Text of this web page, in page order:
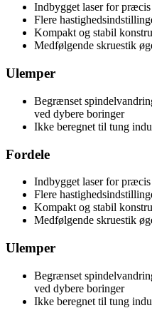
Indbygget laser for
Flere
Kompakt og stabil
Medfølgende skruestik
Ulemper
Begrænset
ved dybere boringer
Ikke beregnet til tung
Fordele
Indbygget laser for
Flere
Kompakt og stabil
Medfølgende skruestik
Ulemper
Begrænset
ved dybere boringer
Ikke beregnet til tung